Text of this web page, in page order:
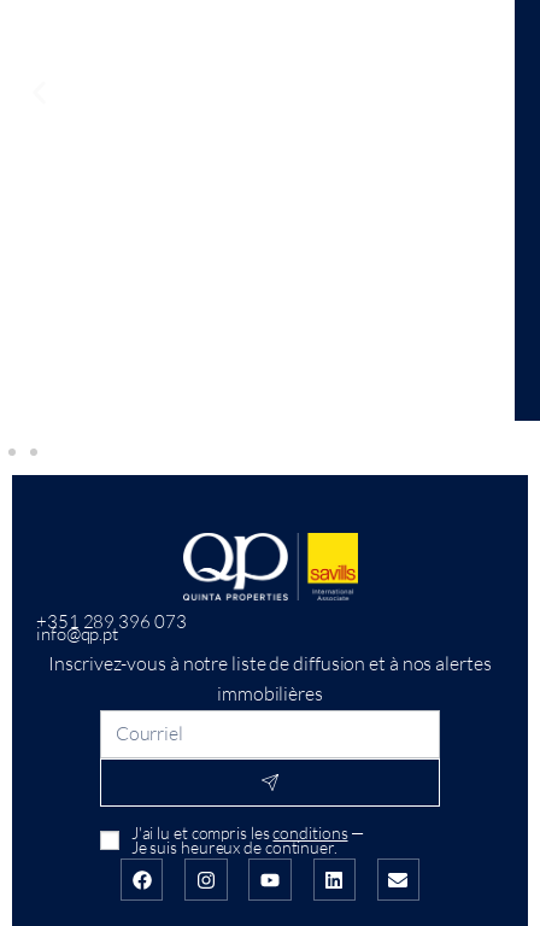
+351 289 396 073
info@qp.pt
Inscrivez-vous à notre liste de diffusion et à nos alertes
immobilières
J'ai lu et compris lesconditions—
Je suis heureux de continuer.